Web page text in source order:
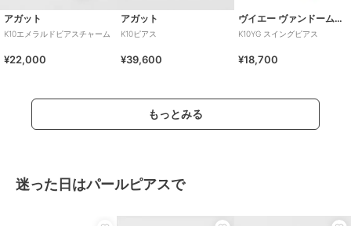
アガット
K10エメラルドピアスチャーム
¥22,000
アガット
K10ピアス
¥39,600
ヴイエー ヴァンドーム青山
K10YG スイングピアス
¥18,700
もっとみる
迷った日はパールピアスで